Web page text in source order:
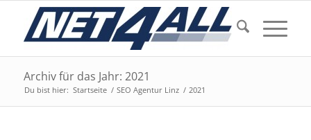
Archiv für das Jahr: 2021
Du bist hier: Startseite / SEO Agentur Linz / 2021